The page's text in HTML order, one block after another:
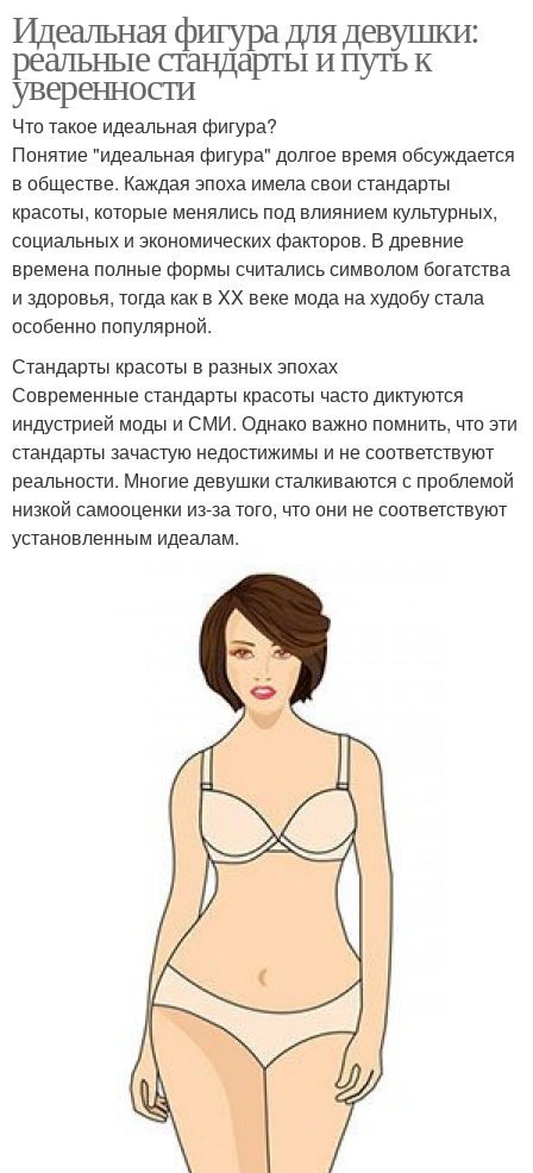
Идеальная фигура для девушки:
реальные стандарты и путь к
уверенности
Что такое идеальная фигура?
Понятие "идеальная фигура" долгое время обсуждается
в обществе. Каждая эпоха имела свои стандарты
красоты, которые менялись под влиянием культурных,
социальных и экономических факторов. В древние
времена полные формы считались символом богатства
и здоровья, тогда как в XX веке мода на худобу стала
особенно популярной.
Стандарты красоты в разных эпохах
Современные стандарты красоты часто диктуются
индустрией моды и СМИ. Однако важно помнить, что эти
стандарты зачастую недостижимы и не соответствуют
реальности. Многие девушки сталкиваются с проблемой
низкой самооценки из-за того, что они не соответствуют
установленным идеалам.